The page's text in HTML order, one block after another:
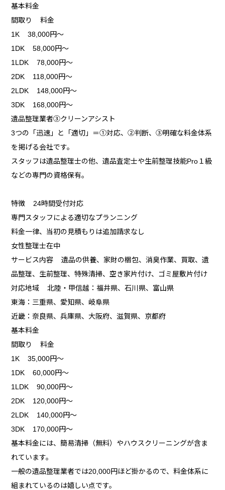
基本料金
間取り 料金
1K 38,000円～
1DK 58,000円～
1LDK 78,000円～
2DK 118,000円～
2LDK 148,000円～
3DK 168,000円～
遺品整理業者③クリーンアシスト
3つの「迅速」と「適切」＝①対応、②判断、③明確な料金体系
を掲げる会社です。
スタッフは遺品整理士の他、遺品査定士や生前整理技能Pro１級
などの専門の資格保有。
特徴 24時間受付対応
専門スタッフによる適切なプランニング
料金一律、当初の見積もりは追加請求なし
女性整理士在中
サービス内容 遺品の供養、家財の梱包、消臭作業、買取、遺
品整理、生前整理、特殊清掃、空き家片付け、ゴミ屋敷片付け
対応地域 北陸・甲信越：福井県、石川県、富山県
東海：三重県、愛知県、岐阜県
近畿：奈良県、兵庫県、大阪府、滋賀県、京都府
基本料金
間取り 料金
1K 35,000円～
1DK 60,000円～
1LDK 90,000円～
2DK 120,000円～
2LDK 140,000円～
3DK 170,000円～
基本料金には、簡易清掃（無料）やハウスクリーニングが含ま
れています。
一般の遺品整理業者では20,000円ほど掛かるので、料金体系に
組まれているのは嬉しい点です。